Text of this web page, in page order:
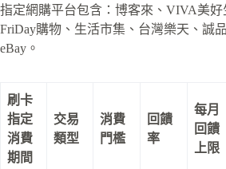
指定網購平台包含：博客來、VIVA美好
FriDay購物、生活市集、台灣樂天、誠
eBay。
刷卡
指定
消費
期間
交易
類型
消費
門檻
回饋
率
每月
回饋
上限